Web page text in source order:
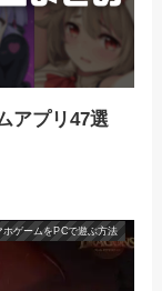
アプリ47選
ホゲームをPCで遊ぶ方法